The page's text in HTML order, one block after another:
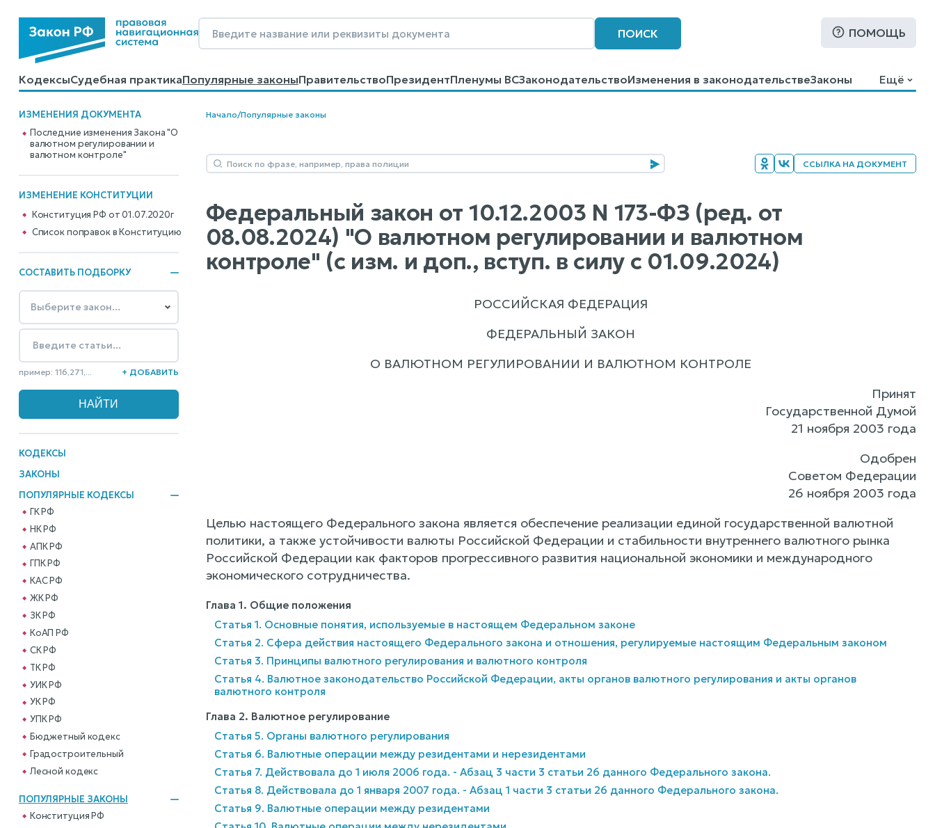
ПОИСК ПОМОЩЬ
КодексыСудебная практикаПопулярные законыПравительствоПрезидентПленумы ВСЗаконодательствоИзменения в законодательствеЗаконы
КалькуляторыСправочные материалыОбразцы договоровКонтактыПомощьПоиск
Ещё
ИЗМЕНЕНИЯ ДОКУМЕНТА
Последние изменения Закона "О
валютном регулировании и
валютном контроле"
ИЗМЕНЕНИЕ КОНСТИТУЦИИ
Конституция РФ от 01.07.2020г
Cписок поправок в Конституцию
СОСТАВИТЬ ПОДБОРКУ
пример: 116,271,... + ДОБАВИТЬ
КОДЕКСЫ
ЗАКОНЫ
ПОПУЛЯРНЫЕ КОДЕКСЫ
ГК РФ
НК РФ
АПК РФ
ГПК РФ
КАС РФ
ЖК РФ
ЗК РФ
КоАП РФ
СК РФ
ТК РФ
УИК РФ
УК РФ
УПК РФ
Бюджетный кодекс
Градостроительный
Лесной кодекс
ПОПУЛЯРНЫЕ ЗАКОНЫ
Конституция РФ
Начало/Популярные законы
ССЫЛКА НА ДОКУМЕНТ
Федеральный закон от 10.12.2003 N 173-ФЗ (ред. от
08.08.2024) "О валютном регулировании и валютном
контроле" (с изм. и доп., вступ. в силу с 01.09.2024)
РОССИЙСКАЯ ФЕДЕРАЦИЯ
ФЕДЕРАЛЬНЫЙ ЗАКОН
О ВАЛЮТНОМ РЕГУЛИРОВАНИИ И ВАЛЮТНОМ КОНТРОЛЕ
Принят
Государственной Думой
21 ноября 2003 года
Одобрен
Советом Федерации
26 ноября 2003 года
Целью настоящего Федерального закона является обеспечение реализации единой государственной валютной
политики, а также устойчивости валюты Российской Федерации и стабильности внутреннего валютного рынка
Российской Федерации как факторов прогрессивного развития национальной экономики и международного
экономического сотрудничества.
Глава 1. Общие положения
Статья 1. Основные понятия, используемые в настоящем Федеральном законе
Статья 2. Сфера действия настоящего Федерального закона и отношения, регулируемые настоящим Федеральным законом
Статья 3. Принципы валютного регулирования и валютного контроля
Статья 4. Валютное законодательство Российской Федерации, акты органов валютного регулирования и акты органов
валютного контроля
Глава 2. Валютное регулирование
Статья 5. Органы валютного регулирования
Статья 6. Валютные операции между резидентами и нерезидентами
Статья 7. Действовала до 1 июля 2006 года. - Абзац 3 части 3 статьи 26 данного Федерального закона.
Статья 8. Действовала до 1 января 2007 года. - Абзац 1 части 3 статьи 26 данного Федерального закона.
Статья 9. Валютные операции между резидентами